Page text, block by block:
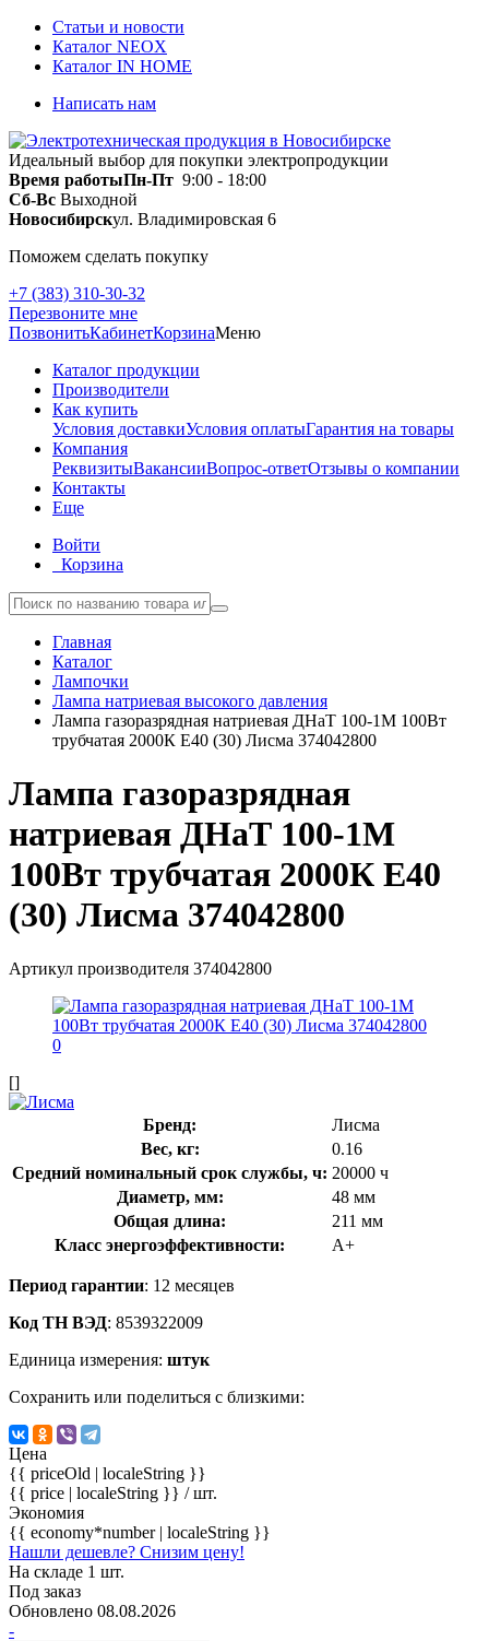
Статьи и новости
Каталог NEOX
Каталог IN HOME
Написать нам
Идеальный выбор для покупки электропродукции
Время работыПн-Пт 9:00 - 18:00
Сб-Вс Выходной
Новосибирскул. Владимировская 6
Поможем сделать покупку
+7 (383) 310-30-32
Перезвоните мне
ПозвонитьКабинетКорзинаМеню
Каталог продукции
Производители
Как купить
Условия доставкиУсловия оплатыГарантия на товары
Компания
РеквизитыВакансииВопрос-ответОтзывы о компании
Контакты
Еще
Войти
Корзина
Главная
Каталог
Лампочки
Лампа натриевая высокого давления
Лампа газоразрядная натриевая ДНаТ 100-1М 100Вт
трубчатая 2000К E40 (30) Лисма 374042800
Лампа газоразрядная
натриевая ДНаТ 100-1М
100Вт трубчатая 2000К E40
(30) Лисма 374042800
Артикул производителя 374042800
[]
Бренд:
Лисма
Вес, кг:
0.16
Средний номинальный срок службы, ч: 20000 ч
Диаметр, мм:
48 мм
Общая длина:
211 мм
Класс энергоэффективности:
A+
Период гарантии: 12 месяцев
Код ТН ВЭД: 8539322009
Единица измерения: штук
Сохранить или поделиться с близкими:
Цена
{{ priceOld | localeString }}
{{ price | localeString }} / шт.
Экономия
{{ economy*number | localeString }}
Нашли дешевле? Снизим цену!
На складе 1 шт.
Под заказ
Обновлено 08.08.2026
-